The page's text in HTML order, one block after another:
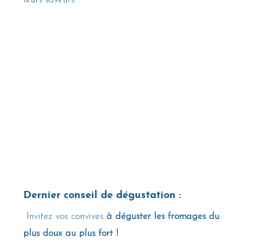
Dernier conseil de dégustation :
Invitez vos convives à déguster les fromages du
plus doux au plus fort !